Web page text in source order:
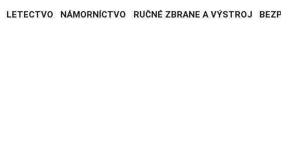
LETECTVO NÁMORNÍCTVO RUČNÉ ZBRANE A VÝSTROJ